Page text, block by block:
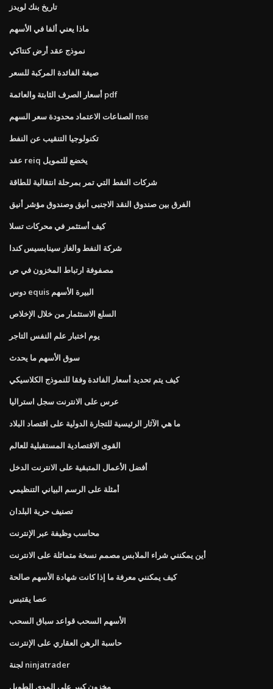
تاريخ بنك لويدز
ماذا يعني ألفا في الأسهم
نموذج عقد أرض كنتاكي
صيغة الفائدة المركبة للسعر
أسعار الصرف الثابتة والعائمة pdf
الصناعات الاعتماد محدودة سعر السهم nse
تكنولوجيا التنقيب عن النفط
عقد reiq يخضع للتمويل
شركات النفط التي تمر بمرحلة انتقالية للطاقة
الفرق بين صندوق النقد الاجنبى أنيق وصندوق مؤشر أنيق
كيف أستثمر في محركات تسلا
شركة النفط والغاز سينابسيس كندا
مصفوفة ارتباط المخزون في ص
دوس equis البيرة الأسهم
السلع الاستثمار من خلال الإخلاص
يوم اختبار علم النفس التاجر
سوق الأسهم ما يحدث
كيف يتم تحديد أسعار الفائدة وفقا للنموذج الكلاسيكي
عرس على الانترنت سجل استراليا
ما هي الآثار الرئيسية للتجارة الدولية على اقتصاد البلاد
القوى الاقتصادية المستقبلية للعالم
أفضل الأعمال المتبقية على الانترنت الدخل
أمثلة على الرسم البياني التنظيمي
تصنيف حرية البلدان
محاسب وظيفة عبر الإنترنت
أين يمكنني شراء الملابس مصمم نسخة متماثلة على الانترنت
كيف يمكنني معرفة ما إذا كانت شهادة الأسهم صالحة
عصا يقتبس
الأسهم السحب قواعد سباق السحب
حاسبة الرهن العقاري على الإنترنت
لجنة ninjatrader
مخزون كبير على المدى الطويل